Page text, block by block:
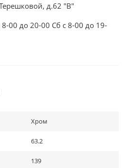
д.62 "В"
00 до 20-00 Сб с 8-00 до 19-
Хром
63.2
139